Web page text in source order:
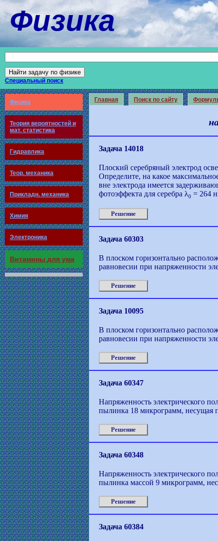
Физика
Специальный поиск
Физика
Теория вероятностей и
мат. статистика
Гидравлика
Теор. механика
Прикладн. механика
Химия
Электроника
Витамины для ума
Главная Поиск по сайту
Задача 14018
Плоский серебряный электрод
Определите, на какое
вне электрода имеется
фотоэффекта для серебра λ0 = 264
Решение
Задача 60303
В плоском горизонтально
равновесии при напряженности
Решение
Задача 10095
В плоском горизонтально
равновесии при напряженности
Решение
Задача 60347
Напряженность электрического
пылинка 18 микрограмм, несущая
Решение
Задача 60348
Напряженность электрического
пылинка массой 9 микрограмм,
Решение
Задача 60384